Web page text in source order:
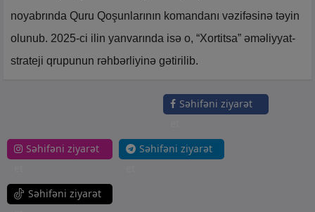
noyabrında Quru Qoşunlarının komandanı vəzifəsinə təyin
olunub. 2025-ci ilin yanvarında isə o, “Xortitsa” əməliyyat-
strateji qrupunun rəhbərliyinə gətirilib.
Səhifəni ziyarət
Səhifəni ziyarət
Səhifəni ziyarət
Səhifəni ziyarət